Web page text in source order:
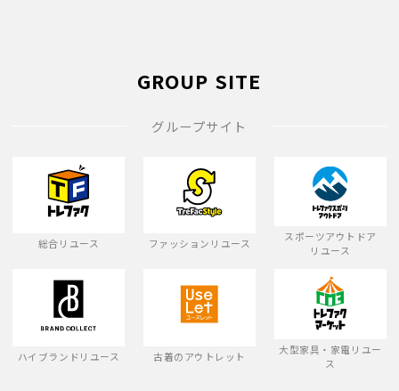
GROUP SITE
グループサイト
総合リユース ファッションリユース
スポーツアウトドア
リユース
ハイブランドリユース 古着のアウトレット
大型家具・家電リユー
ス